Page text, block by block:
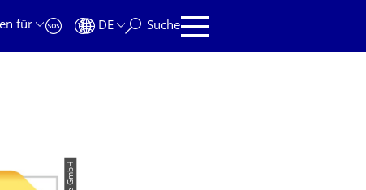
für
DE Suche